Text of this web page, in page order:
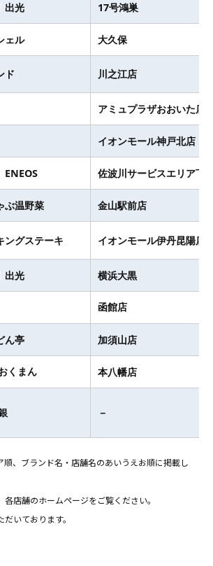
出光 17号鴻巣
ェル 大久保
ド 川之江店
アミュプラザおおいた店
イオンモール神戸北店
ENEOS 佐波川サービスエリア下
ぶ温野菜 金山駅前店
ングステーキ イオンモール伊丹昆陽店
出光 横浜大黒
函館店
ん亭 加須山店
くまん 本八幡店
－
、ブランド名・店舗名のあいうえお順に掲載し
店舗のホームページをご覧ください。
いております。